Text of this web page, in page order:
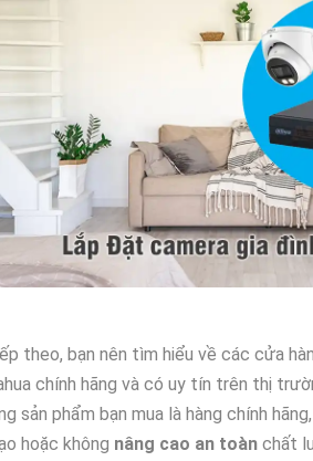
theo, bạn nên tìm hiểu về các cửa
chính hãng và có uy tín trên thị
sản phẩm bạn mua là hàng chính
hoặc không nâng cao an toàn chất